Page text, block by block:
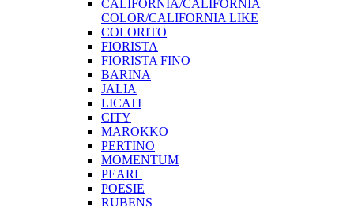
CALIFORNIA/CALIFORNIA
COLOR/CALIFORNIA LIKE
COLORITO
FIORISTA
FIORISTA FINO
BARINA
JALIA
LICATI
CITY
MAROKKO
PERTINO
MOMENTUM
PEARL
POESIE
RUBENS